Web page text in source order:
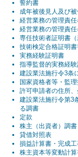
誓約書
成年被後見人及び
経営業務の管理責
経営業務の管理責
専任技術者証明書（
技術検定合格証明
実務経験証明書
指導監督的実務経
建設業法施行令3条
国家資格者等・監
許可申請者の住所
建設業法施行令第3
る調書
定款
株主（出資者）調書
貸借対照表
損益計算書・完成
株主資本等変動計